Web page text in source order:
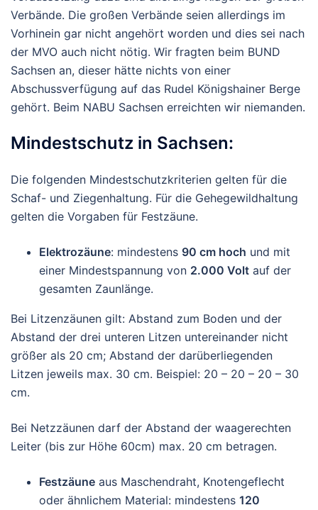
Verbände. Die großen Verbände seien allerdings im
Vorhinein gar nicht angehört worden und dies sei nach
der MVO auch nicht nötig. Wir fragten beim BUND
Sachsen an, dieser hätte nichts von einer
Abschussverfügung auf das Rudel Königshainer Berge
gehört. Beim NABU Sachsen erreichten wir niemanden.
Mindestschutz in Sachsen:
Die folgenden Mindestschutzkriterien gelten für die
Schaf- und Ziegenhaltung. Für die Gehegewildhaltung
gelten die Vorgaben für Festzäune.
Elektrozäune: mindestens 90 cm hoch und mit
einer Mindestspannung von 2.000 Volt auf der
gesamten Zaunlänge.
Bei Litzenzäunen gilt: Abstand zum Boden und der
Abstand der drei unteren Litzen untereinander nicht
größer als 20 cm; Abstand der darüberliegenden
Litzen jeweils max. 30 cm. Beispiel: 20 – 20 – 20 – 30
cm.
Bei Netzzäunen darf der Abstand der waagerechten
Leiter (bis zur Höhe 60cm) max. 20 cm betragen.
Festzäune aus Maschendraht, Knotengeflecht
oder ähnlichem Material: mindestens 120